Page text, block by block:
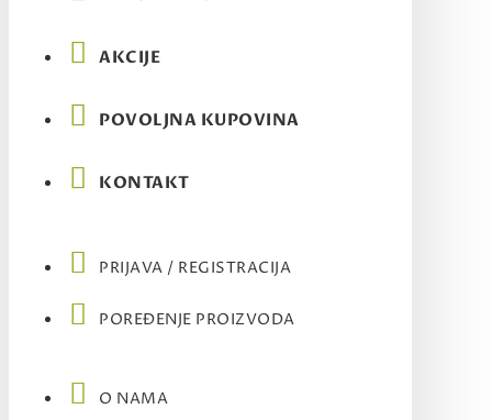
AKCIJE
POVOLJNA KUPOVINA
KONTAKT
PRIJAVA / REGISTRACIJA
POREĐENJE PROIZVODA
O NAMA